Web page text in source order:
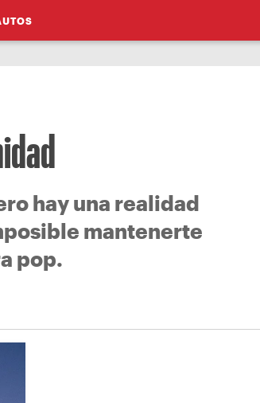
hay una realidad
mantenerte
pop.